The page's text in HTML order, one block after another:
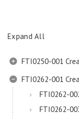
Expand All
FTI0250-001
FTI0262-001
FTI0262-
FTI0262-